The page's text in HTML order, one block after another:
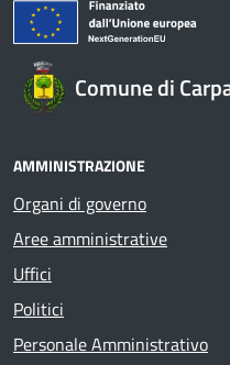
Comune di
AMMINISTRAZIONE
Organi di governo
Aree amministrative
Uffici
Politici
Personale Amministrativo